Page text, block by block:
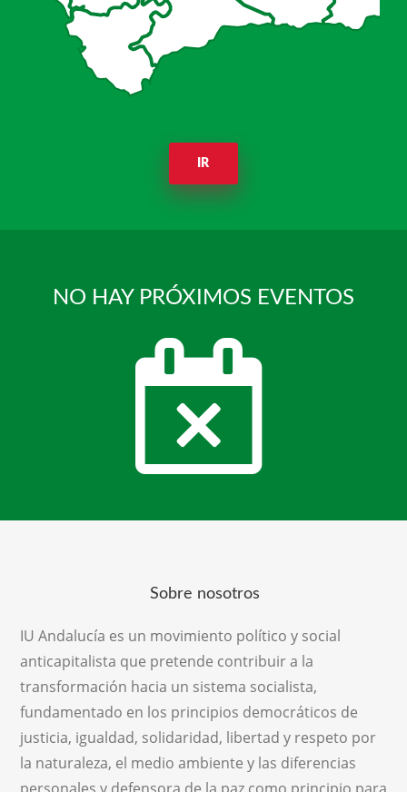
IR
NO HAY PRÓXIMOS EVENTOS
Sobre nosotros
IU Andalucía es un movimiento político y social
anticapitalista que pretende contribuir a la
transformación hacia un sistema socialista,
fundamentado en los principios democráticos de
justicia, igualdad, solidaridad, libertad y respeto por
la naturaleza, el medio ambiente y las diferencias